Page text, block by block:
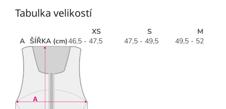
Tabulka velikostí
XS S
M
A ŠÍŘKA (cm)46,5 - 47,5 47,5 - 49,5 49,5 - 52